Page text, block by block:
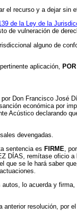
el recurso y a dejar
de la Ley de la
de vulneración de
alguno de
aplicación,
Don Francisco José
económica por
Acústico declarando
devengadas.
sentencia es FIRME,
DÍAS, remítase oficio
se le hará saber
lo acuerda y
resolución, por